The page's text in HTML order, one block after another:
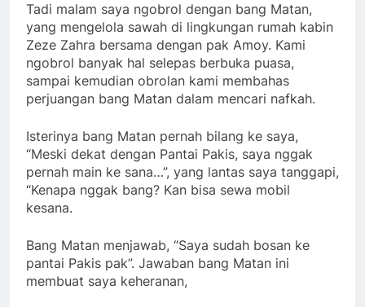
Tadi malam saya ngobrol dengan bang Matan,
yang mengelola sawah di lingkungan rumah kabin
Zeze Zahra bersama dengan pak Amoy. Kami
ngobrol banyak hal selepas berbuka puasa,
sampai kemudian obrolan kami membahas
perjuangan bang Matan dalam mencari nafkah.
Isterinya bang Matan pernah bilang ke saya,
“Meski dekat dengan Pantai Pakis, saya nggak
pernah main ke sana…”, yang lantas saya tanggapi,
“Kenapa nggak bang? Kan bisa sewa mobil
kesana.
Bang Matan menjawab, “Saya sudah bosan ke
pantai Pakis pak”. Jawaban bang Matan ini
membuat saya keheranan,